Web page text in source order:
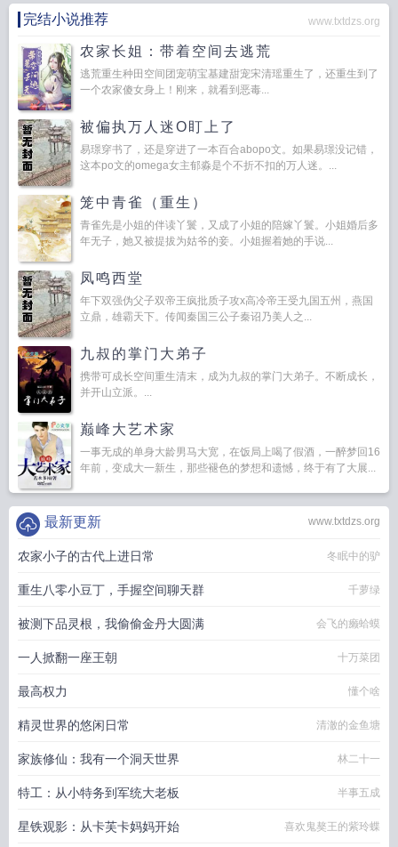
完结小说推荐 www.txtdzs.org
农家长姐：带着空间去逃荒
逃荒重生种田空间团宠萌宝基建甜宠宋清瑶重生了，还重生到了
一个农家傻女身上！刚来，就看到恶毒...
被偏执万人迷O盯上了
易璟穿书了，还是穿进了一本百合abopo文。如果易璟没记错，
这本po文的omega女主郁淼是个不折不扣的万人迷。...
笼中青雀（重生）
青雀先是小姐的伴读丫鬟，又成了小姐的陪嫁丫鬟。小姐婚后多
年无子，她又被提拔为姑爷的妾。小姐握着她的手说...
凤鸣西堂
年下双强伪父子双帝王疯批质子攻x高冷帝王受九国五州，燕国
立鼎，雄霸天下。传闻秦国三公子秦诏乃美人之...
九叔的掌门大弟子
携带可成长空间重生清末，成为九叔的掌门大弟子。不断成长，
并开山立派。...
巅峰大艺术家
一事无成的单身大龄男马大宽，在饭局上喝了假酒，一醉梦回16
年前，变成大一新生，那些褪色的梦想和遗憾，终于有了大展...
www.txtdzs.org
最新更新
农家小子的古代上进日常 冬眠中的驴
重生八零小豆丁，手握空间聊天群 千萝绿
被测下品灵根，我偷偷金丹大圆满 会飞的癞蛤蟆
一人掀翻一座王朝 十万菜团
最高权力 懂个啥
精灵世界的悠闲日常 清澈的金鱼塘
家族修仙：我有一个洞天世界 林二十一
特工：从小特务到军统大老板 半事五成
星铁观影：从卡芙卡妈妈开始 喜欢鬼獒王的紫玲蝶